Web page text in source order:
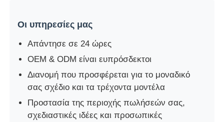
Οι υπηρεσίες μας
Απάντησε σε 24 ώρες
OEM & ODM είναι ευπρόσδεκτοι
Διανομή που προσφέρεται για το μοναδικό
σας σχέδιο και τα τρέχοντα μοντέλα
Προστασία της περιοχής πωλήσεών σας,
σχεδιαστικές ιδέες και προσωπικές